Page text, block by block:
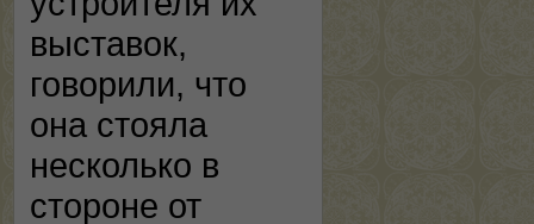
выставок,
говорили, что
она стояла
несколько в
стороне от